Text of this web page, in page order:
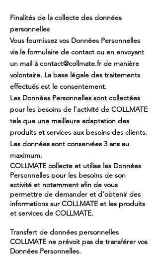
Finalités de la collecte des données
personnelles
Vous fournissez vos Données Personnelles
via le formulaire de contact ou en envoyant
un mail à contact@collmate.fr de manière
volontaire. La base légale des traitements
effectués est le consentement.
Les Données Personnelles sont collectées
pour les besoins de l’activité de COLLMATE
tels que une meilleure adaptation des
produits et services aux besoins des clients.
Les données sont conservées 3 ans au
maximum.
COLLMATE collecte et utilise les Données
Personnelles pour les besoins de son
activité et notamment afin de vous
permettre de demander et d’obtenir des
informations sur COLLMATE et les produits
et services de COLLMATE.
Transfert de données personnelles
COLLMATE ne prévoit pas de transférer vos
Données Personnelles.